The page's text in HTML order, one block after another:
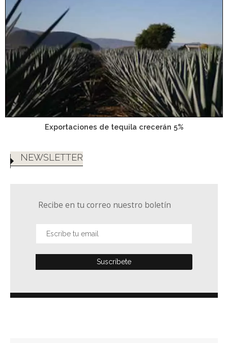
Exportaciones de tequila crecerán 5%
NEWSLETTER
Recibe en tu correo nuestro boletín